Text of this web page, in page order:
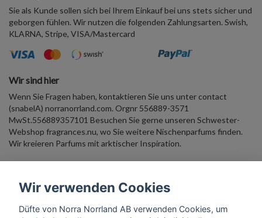
Sie als Kunde sollen sich bei Ihrem Einkauf bei uns stets sicher und
geborgen fühlen. Wir nutzen die folgenden Zahlungsarten. Swish,
KLARNA, Stripe, VISA/Mastercard
Wir sind hier
Wenn Sie Fragen haben, kontaktieren Sie uns unter contact
(snabelA) norranorrland.com. Orgnr 556889-3571
MwSt.556889357101 Besuchen Sie gerne unseren Schwester-
Webshop fragrances.nu, wo Sie weitere Nischenparfums finden.
Wir kreieren Parfums mit arktischer Inspiration.
Duftender Newsletter Geben Sie Ihre E-Mail-Adresse ein und
erhalten Sie 10 % Rabatt auf einen Willkommenskauf. Begleiten Sie
uns in die arktische Parfümwelt!
Wir verwenden Cookies
Düfte von Norra Norrland AB verwenden Cookies, um